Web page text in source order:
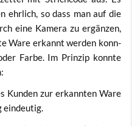
ehr­lich, so dass man auf die
eine Kame­ra zu ergän­zen,
Ware erkannt wer­den konn­
Far­be. Im Prin­zip konn­te
Kun­den zur erkann­ten Ware
eindeutig.